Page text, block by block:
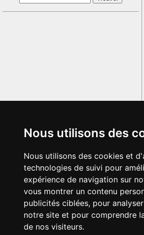
Nous utilisons des
Nous utilisons des cookies et
technologies de suivi pour
expérience de navigation sur
vous montrer un contenu
publicités ciblées, pour
notre site et pour comprendre
de nos visiteurs.